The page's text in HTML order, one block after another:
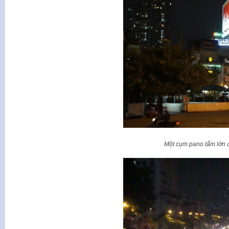
Một cụm pano tấm lớn